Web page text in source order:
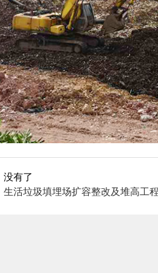
没有了
生活垃圾填埋场扩容整改及堆高工